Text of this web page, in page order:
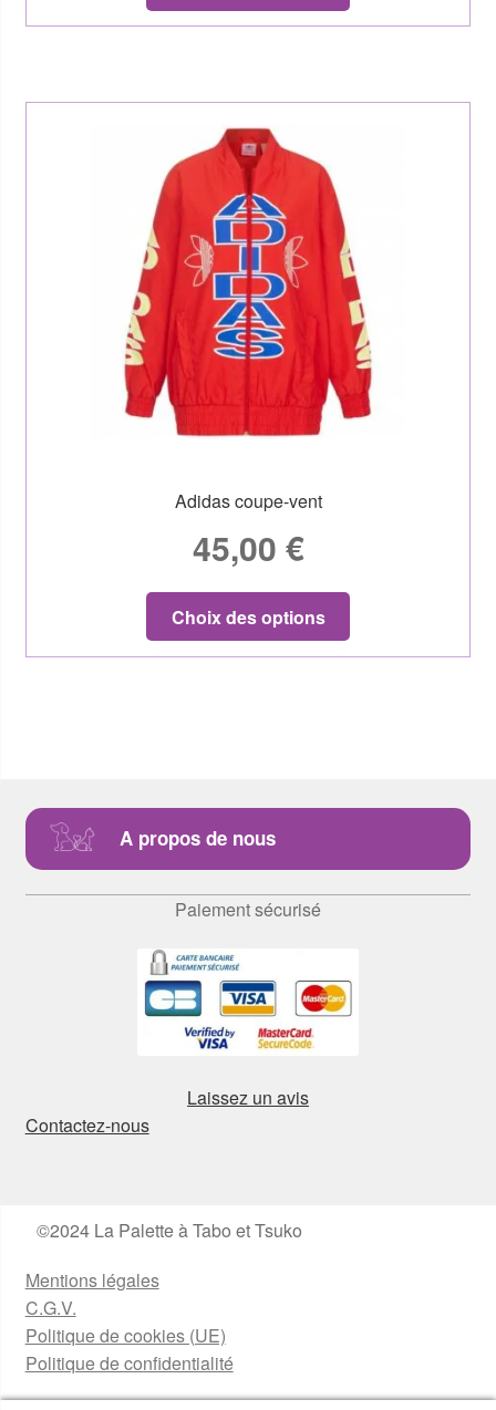
Adidas coupe-vent
45,00 €
Choix des options
A propos de nous
Paiement sécurisé
Laissez un avis
Contactez-nous
©2024 La Palette à Tabo et Tsuko
Mentions légales
C.G.V.
Politique de cookies (UE)
Politique de confidentialité